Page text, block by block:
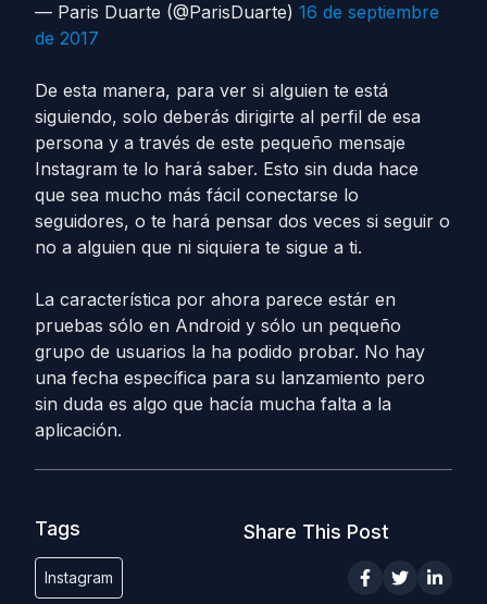
— Paris Duarte (@ParisDuarte) 16 de septiembre
de 2017
De esta manera, para ver si alguien te está
siguiendo, solo deberás dirigirte al perfil de esa
persona y a través de este pequeño mensaje
Instagram te lo hará saber. Esto sin duda hace
que sea mucho más fácil conectarse lo
seguidores, o te hará pensar dos veces si seguir o
no a alguien que ni siquiera te sigue a ti.
La característica por ahora parece estár en
pruebas sólo en Android y sólo un pequeño
grupo de usuarios la ha podido probar. No hay
una fecha específica para su lanzamiento pero
sin duda es algo que hacía mucha falta a la
aplicación.
Tags
Instagram
Share This Post